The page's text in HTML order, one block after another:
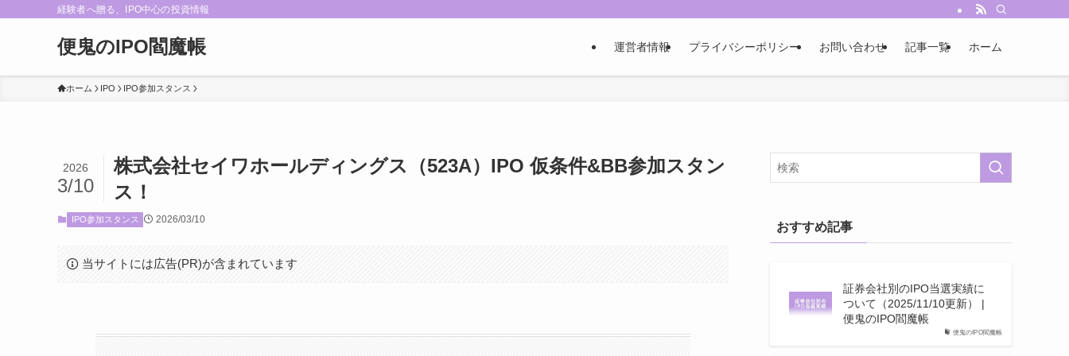
経験者へ贈る、IPO中心の投資情報
便鬼のIPO閻魔帳 運営者情報 プライバシーポリシー お問い合わせ 記事一覧 ホーム
ホーム IPO IPO参加スタンス
株式会社セイワホールディングス（523A）IPO 仮条件&BB参加スタン
ス！
2026
3/10
IPO参加スタンス 2026/03/10
当サイトには広告(PR)が含まれています
おすすめ記事
便鬼のIPO閻魔帳
証券会社別のIPO当選実績に
ついて（2025/11/10更新） |
便鬼のIPO閻魔帳